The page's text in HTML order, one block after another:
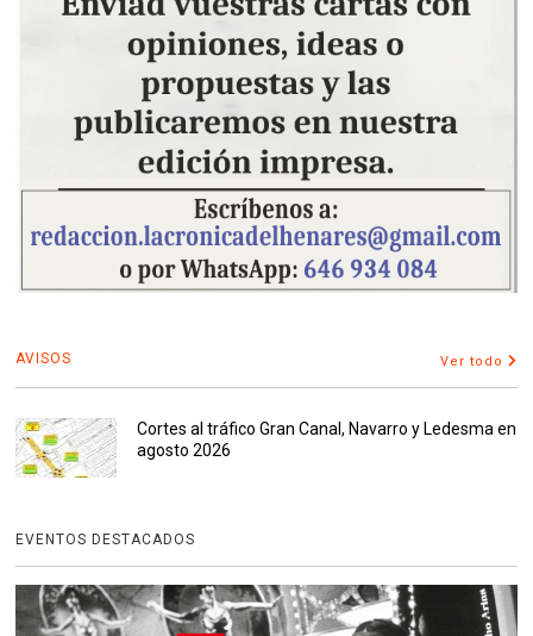
AVISOS Ver todo
Cortes al tráfico Gran Canal, Navarro y Ledesma en
agosto 2026
EVENTOS DESTACADOS